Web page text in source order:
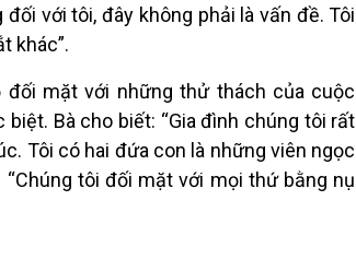
với tôi, đây không phải là vấn đề. Tôi
khác”.
mặt với những thử thách của cuộc
Bà cho biết: “Gia đình chúng tôi rất
Tôi có hai đứa con là những viên ngọc
“Chúng tôi đối mặt với mọi thứ bằng nụ